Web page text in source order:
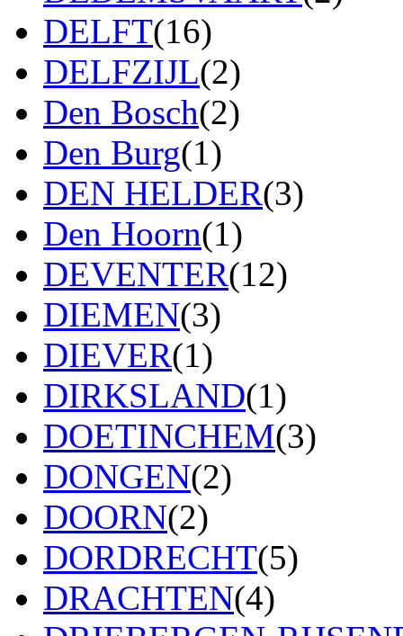
DELFT(16)
DELFZIJL(2)
Den Bosch(2)
Den Burg(1)
DEN HELDER(3)
Den Hoorn(1)
DEVENTER(12)
DIEMEN(3)
DIEVER(1)
DIRKSLAND(1)
DOETINCHEM(3)
DONGEN(2)
DOORN(2)
DORDRECHT(5)
DRACHTEN(4)